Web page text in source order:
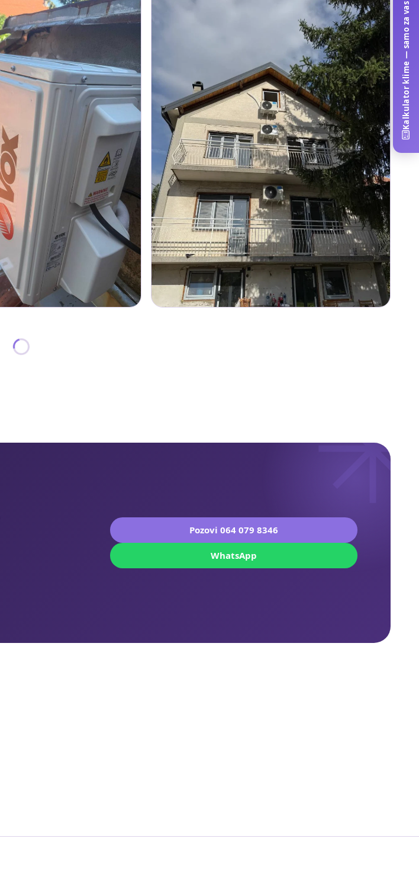
Kalkulator klime — samo za vas
Pozovi 064 079 8346
WhatsApp